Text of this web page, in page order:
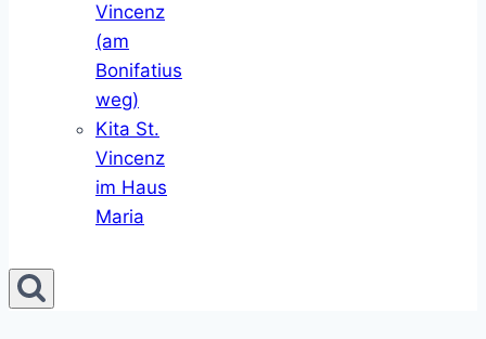
Vincenz
(am
Bonifatius
weg)
Kita St.
Vincenz
im Haus
Maria